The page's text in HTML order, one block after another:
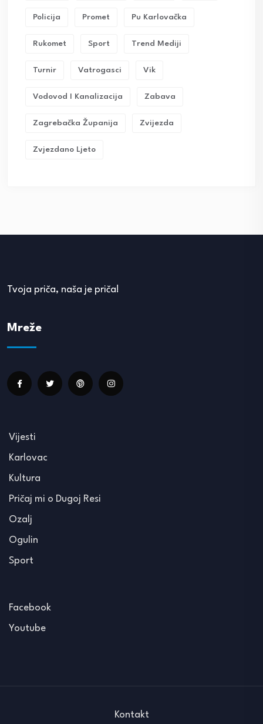
Policija Promet Pu Karlovačka
Rukomet Sport Trend Mediji
Turnir Vatrogasci Vik
Vodovod I Kanalizacija Zabava
Zagrebačka Županija Zvijezda
Zvjezdano Ljeto
Tvoja priča, naša je priča!
Mreže
Vijesti
Karlovac
Kultura
Pričaj mi o Dugoj Resi
Ozalj
Ogulin
Sport
Facebook
Youtube
Kontakt